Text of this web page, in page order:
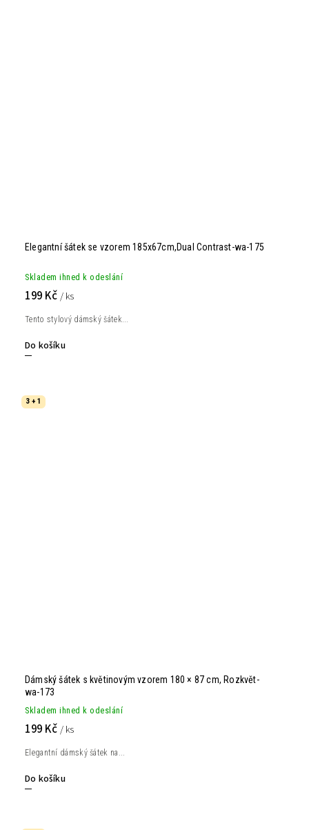
Elegantní šátek se vzorem 185x67cm,Dual Contrast-wa-175
Skladem ihned k odeslání
199 Kč / ks
Do košíku
Tento stylový dámský šátek...
3 + 1
Dámský šátek s květinovým vzorem 180 × 87 cm, Rozkvět-
wa-173
Skladem ihned k odeslání
199 Kč / ks
Do košíku
Elegantní dámský šátek na...